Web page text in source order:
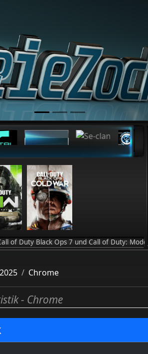
Ops 7 und Call of Duty: Modern
2025 Chrome
- Chrome